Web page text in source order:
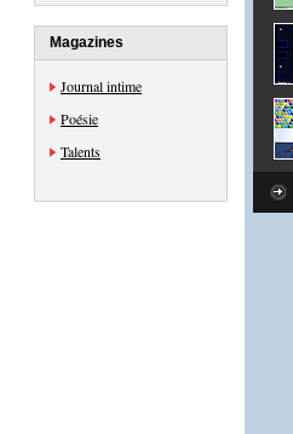
Magazines
Journal intime
Poésie
Talents